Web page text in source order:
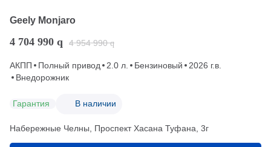
Geely Monjaro
4 704 990 q 4 954 990 q
АКПП Полный привод 2.0 л. Бензиновый
2026 г.в.
Внедорожник
Гарантия В наличии
Набережные Челны, Проспект Хасана Туфана, 3г